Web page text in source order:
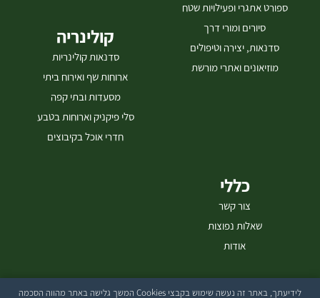
ספורט אתגרי ופעילויות שטח
סיורים ומורי דרך
סדנאות, יצירה וטיפולים
מוזיאונים ואתרי מורשת
קולינריה
סדנאות קולינריות
ארוחות שף ואירוח ביתי
מסעדות ובתי קפה
סלי פיקניק וארוחות בטבע
חדרי אוכל בקיבוצים
כללי
צור קשר
שאלות נפוצות
אודות
לידיעתך, באתר זה נעשה שימוש בקבצי Cookies המשך גלישה באתר מהווה הסכמה